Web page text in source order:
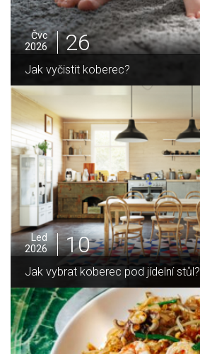
Čvc
2026
26
Jak vyčistit koberec?
Led
2026
10
Jak vybrat koberec pod jídelní stůl?